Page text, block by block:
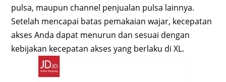
pulsa, maupun channel penjualan pulsa lainnya.
Setelah mencapai batas pemakaian wajar, kecepatan
akses Anda dapat menurun dan sesuai dengan
kebijakan kecepatan akses yang berlaku di XL.